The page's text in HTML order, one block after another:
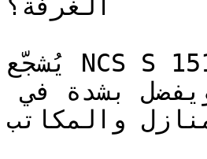
الغرفة؟
يُشجّع NCS S 1510-R90B على التأمل والهدوء دون لفت
الانتباه — وهو لون يعبر عن التوازن ويفضل بشدة في
والمكاتب.